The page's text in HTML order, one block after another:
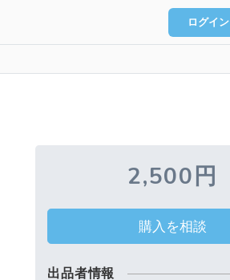
ログイン
2,500円
購入を相談
出品者情報